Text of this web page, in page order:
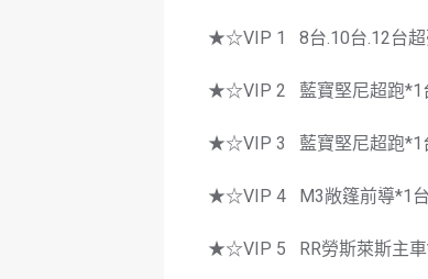
★☆VIP 1 8台.10台.12台超
★☆VIP 2 藍寶堅尼超跑*1
★☆VIP 3 藍寶堅尼超跑*1
★☆VIP 4 M3敞篷前導*1台
★☆VIP 5 RR勞斯萊斯主車